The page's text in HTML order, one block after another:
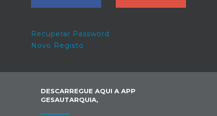
Recuperar Password
Novo Registo
DESCARREGUE AQUI A APP
GESAUTARQUIA,